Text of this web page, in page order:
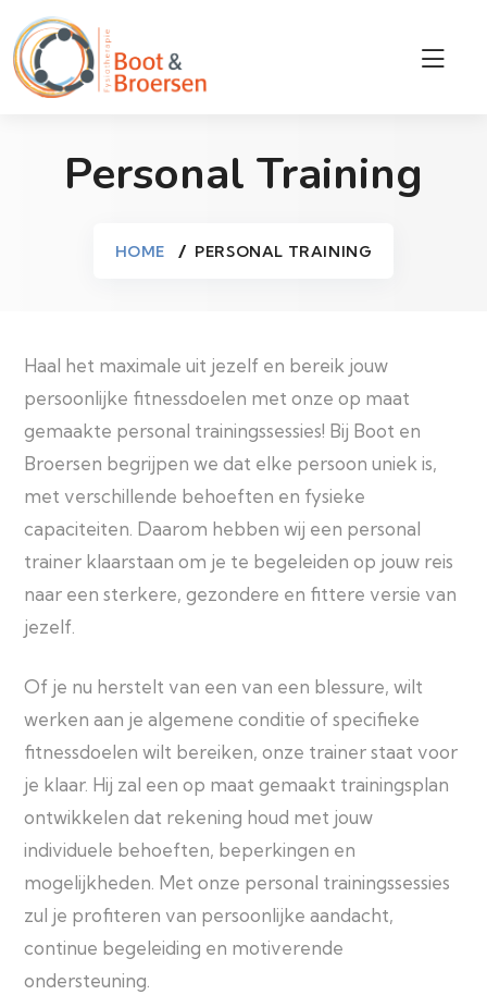
Personal Training
HOME PERSONAL TRAINING
Haal het maximale uit jezelf en bereik jouw
persoonlijke fitnessdoelen met onze op maat
gemaakte personal trainingssessies! Bij Boot en
Broersen begrijpen we dat elke persoon uniek is,
met verschillende behoeften en fysieke
capaciteiten. Daarom hebben wij een personal
trainer klaarstaan om je te begeleiden op jouw reis
naar een sterkere, gezondere en fittere versie van
jezelf.
Of je nu herstelt van een van een blessure, wilt
werken aan je algemene conditie of specifieke
fitnessdoelen wilt bereiken, onze trainer staat voor
je klaar. Hij zal een op maat gemaakt trainingsplan
ontwikkelen dat rekening houd met jouw
individuele behoeften, beperkingen en
mogelijkheden. Met onze personal trainingssessies
zul je profiteren van persoonlijke aandacht,
continue begeleiding en motiverende
ondersteuning.